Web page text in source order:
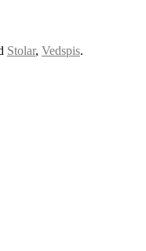
Stolar, Vedspis.